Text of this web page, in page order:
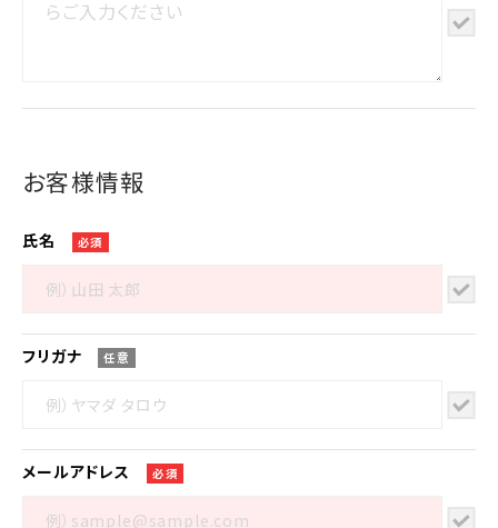
お客様情報
氏名 必須
フリガナ 任意
メールアドレス 必須